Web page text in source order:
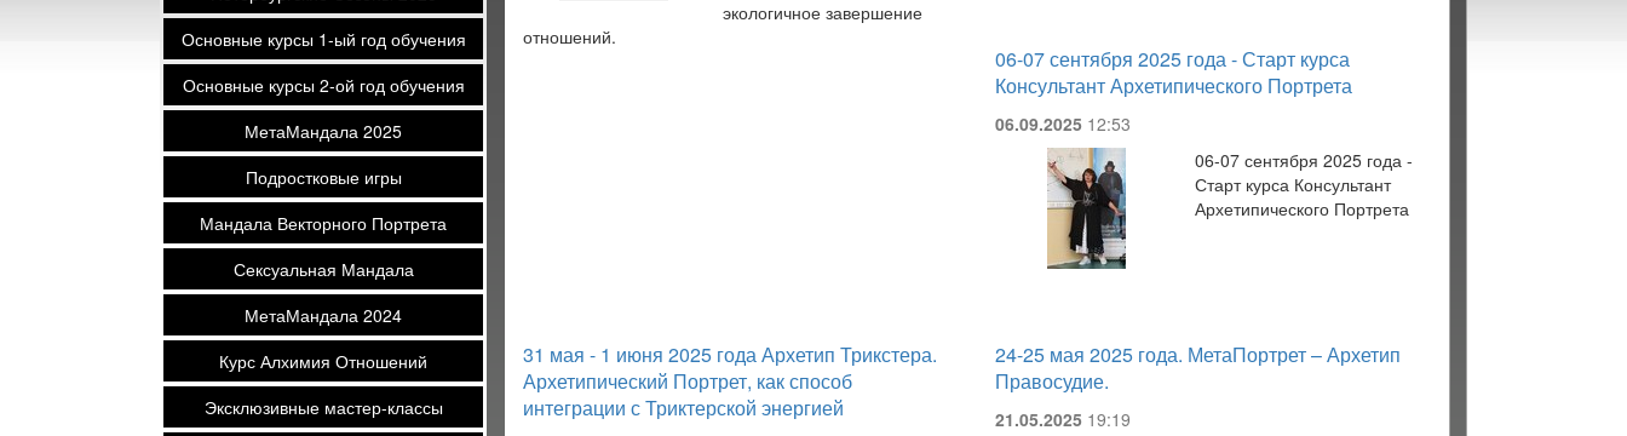
Основные курсы 1-ый год обучения
Основные курсы 2-ой год обучения
МетаМандала 2025
Подростковые игры
Мандала Векторного Портрета
Сексуальная Мандала
МетаМандала 2024
Курс Алхимия Отношений
Эксклюзивные мастер-классы
экологичное завершение
отношений.
06-07 сентября 2025 года - Старт курса
Консультант Архетипического Портрета
06.09.2025 12:53
06-07 сентября 2025 года -
Старт курса Консультант
Архетипического Портрета
31 мая - 1 июня 2025 года Архетип Трикстера.
Архетипический Портрет, как способ
интеграции с Триктерской энергией
24-25 мая 2025 года. МетаПортрет – Архетип
Правосудие.
21.05.2025 19:19